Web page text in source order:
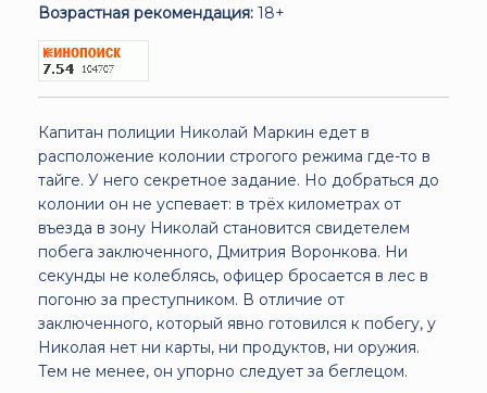
Возрастная рекомендация: 18+
Капитан полиции Николай Маркин едет в
расположение колонии строгого режима где-то в
тайге. У него секретное задание. Но добраться до
колонии он не успевает: в трёх километрах от
въезда в зону Николай становится свидетелем
побега заключенного, Дмитрия Воронкова. Ни
секунды не колеблясь, офицер бросается в лес в
погоню за преступником. В отличие от
заключенного, который явно готовился к побегу, у
Николая нет ни карты, ни продуктов, ни оружия.
Тем не менее, он упорно следует за беглецом.